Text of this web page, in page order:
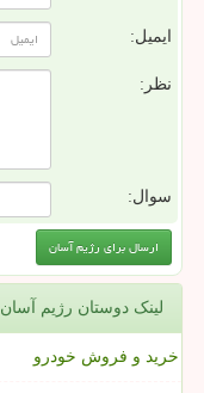
ایمیل:
نظر:
سوال:
لینک دوستان رژیم آسان
خرید و فروش خودرو